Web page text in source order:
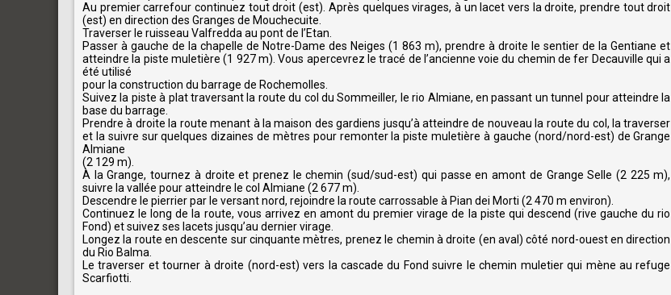
Au premier carrefour continuez tout droit (est). Après quelques virages, à un lacet vers la droite, prendre tout droit
(est) en direction des Granges de Mouchecuite.
Traverser le ruisseau Valfredda au pont de l’Etan.
Passer à gauche de la chapelle de Notre-Dame des Neiges (1 863 m), prendre à droite le sentier de la Gentiane et
atteindre la piste muletière (1 927 m). Vous apercevrez le tracé de l’ancienne voie du chemin de fer Decauville qui a
été utilisé
pour la construction du barrage de Rochemolles.
Suivez la piste à plat traversant la route du col du Sommeiller, le rio Almiane, en passant un tunnel pour atteindre la
base du barrage.
Prendre à droite la route menant à la maison des gardiens jusqu’à atteindre de nouveau la route du col, la traverser
et la suivre sur quelques dizaines de mètres pour remonter la piste muletière à gauche (nord/nord-est) de Grange
Almiane
(2 129 m).
À la Grange, tournez à droite et prenez le chemin (sud/sud-est) qui passe en amont de Grange Selle (2 225 m),
suivre la vallée pour atteindre le col Almiane (2 677 m).
Descendre le pierrier par le versant nord, rejoindre la route carrossable à Pian dei Morti (2 470 m environ).
Continuez le long de la route, vous arrivez en amont du premier virage de la piste qui descend (rive gauche du rio
Fond) et suivez ses lacets jusqu’au dernier virage.
Longez la route en descente sur cinquante mètres, prenez le chemin à droite (en aval) côté nord-ouest en direction
du Rio Balma.
Le traverser et tourner à droite (nord-est) vers la cascade du Fond suivre le chemin muletier qui mène au refuge
Scarfiotti.